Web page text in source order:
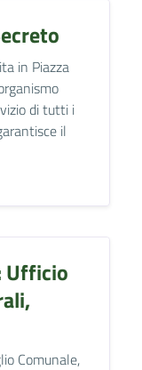
in Piazza
di tutti i
il
Ufficio
Comunale,